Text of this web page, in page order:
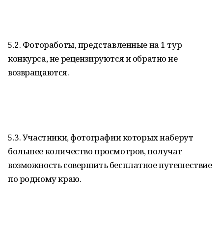
5.2. Фотоработы, представленные на 1 тур
конкурса, не рецензируются и обратно не
возвращаются.
5.3. Участники, фотографии которых наберут
большее количество просмотров, получат
возможность совершить бесплатное путешествие
по родному краю.